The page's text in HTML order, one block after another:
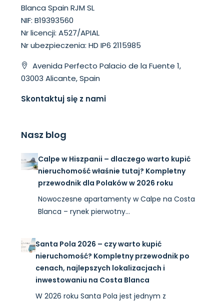
Blanca Spain RJM SL
NIF: B19393560
Nr licencji: A527/APIAL
Nr ubezpieczenia: HD IP6 2115985
Avenida Perfecto Palacio de la Fuente 1,
03003 Alicante, Spain
Skontaktuj się z nami
Nasz blog
Calpe w Hiszpanii – dlaczego warto kupić
nieruchomość właśnie tutaj? Kompletny
przewodnik dla Polaków w 2026 roku
Nowoczesne apartamenty w Calpe na Costa
Blanca – rynek pierwotny…
Santa Pola 2026 – czy warto kupić
nieruchomość? Kompletny przewodnik po
cenach, najlepszych lokalizacjach i
inwestowaniu na Costa Blanca
W 2026 roku Santa Pola jest jednym z